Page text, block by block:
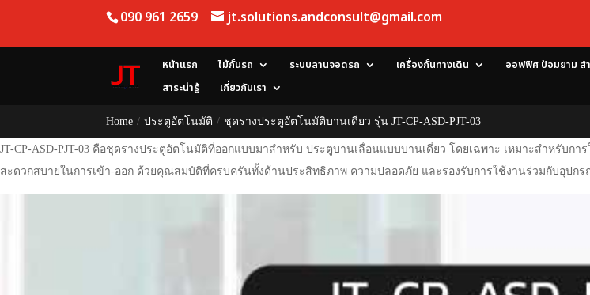
090 961 2659 jt.solutions.andconsult@gmail.com
หน้าแรก ไม้กั้นรถ ระบบลานจอดรถ เครื่องกั้นทางเดิน ออฟฟิศ ป้อมยาม ส
สาระน่ารู้
เกี่ยวกับเรา
Home / ประตูอัตโนมัติ / ชุดรางประตูอัตโนมัติบานเดียว รุ่น JT-CP-ASD-PJT-03
JT-CP-ASD-PJT-03 คือชุดรางประตูอัตโนมัติที่ออกแบบมาสำหรับ ประตูบานเลื่อนแบบบานเดี่ยว โดยเฉพาะ เหมาะสำหรับ
สะดวกสบายในการเข้า-ออก ด้วยคุณสมบัติที่ครบครันทั้งด้านประสิทธิภาพ ความปลอดภัย และรองรับการใช้งานร่วมกับอุปก